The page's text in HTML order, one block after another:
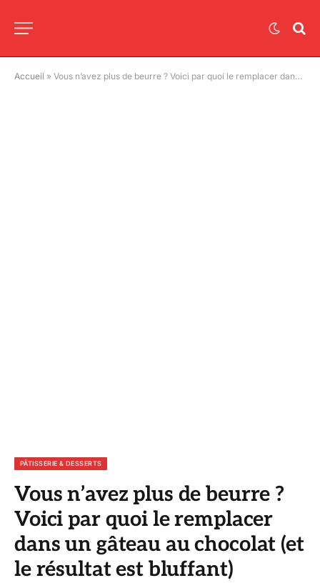
Accueil » Vous n’avez plus de beurre ? Voici par quoi le remplacer dans un gâteau au chocolat (et le résultat est bluffant)
PÂTISSERIE & DESSERTS
Vous n’avez plus de beurre ?
Voici par quoi le remplacer
dans un gâteau au chocolat (et
le résultat est bluffant)